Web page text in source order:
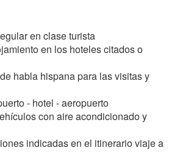
en clase turista
en los hoteles citados o
habla hispana para las visitas y
- hotel - aeropuerto
con aire acondicionado y
indicadas en el itinerario viaje a